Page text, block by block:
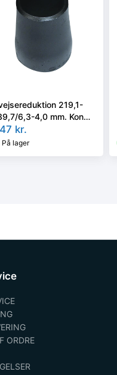
219,1-
6,3-4,0 mm. Konc.
P235GH, EN 10253-
type B
kr.
På lager
ORDRE